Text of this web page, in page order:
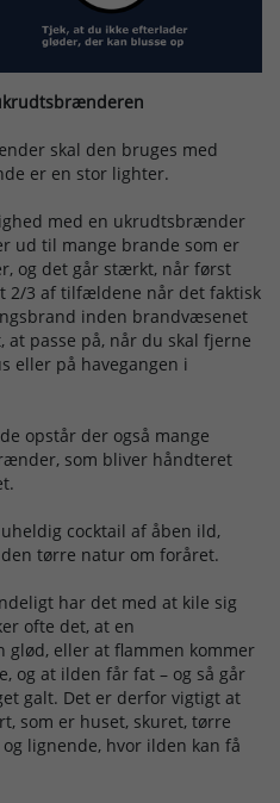
skal den bruges med
er en stor lighter.
med en ukrudtsbrænder
ud til mange brande som er
og det går stærkt, når først
2/3 af tilfældene når det faktisk
inden brandvæsenet
passe på, når du skal fjerne
eller på havegangen i
opstår der også mange
som bliver håndteret
cocktail af åben ild,
tørre natur om foråret.
har det med at kile sig
ofte det, at en
eller at flammen kommer
og at ilden får fat – og så går
galt. Det er derfor vigtigt at
som er huset, skuret, tørre
lignende, hvor ilden kan få